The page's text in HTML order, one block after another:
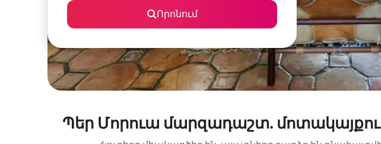
Որոնում
Պեր Մորուա մարզադաշտ.